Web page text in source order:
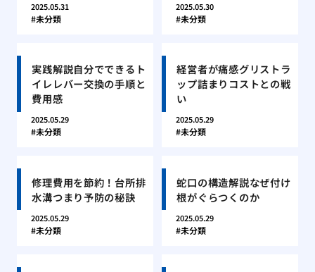
2025.05.31
未分類
2025.05.30
未分類
実践解説自分でできるト
イレレバー交換の手順と
費用感
2025.05.29
未分類
経営者が痛感グリストラ
ップ詰まりコストとの戦
い
2025.05.29
未分類
修理費用を節約！台所排
水溝つまり予防の秘訣
2025.05.29
未分類
蛇口の構造解説なぜ付け
根がぐらつくのか
2025.05.29
未分類